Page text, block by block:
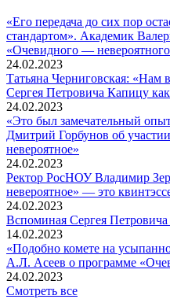
«Его передача до сих пор
стандартом». Академик
«Очевидного —
24.02.2023
Татьяна Черниговская: «Нам
Сергея Петровича Капицу
24.02.2023
«Это был замечательный
Дмитрий Горбунов об
невероятное»
24.02.2023
Ректор РосНОУ Владимир
невероятное» — это
24.02.2023
Вспоминaя Сергея
14.02.2023
«Подобно комете на
А.Л. Асеев о программе
24.02.2023
Смотреть все